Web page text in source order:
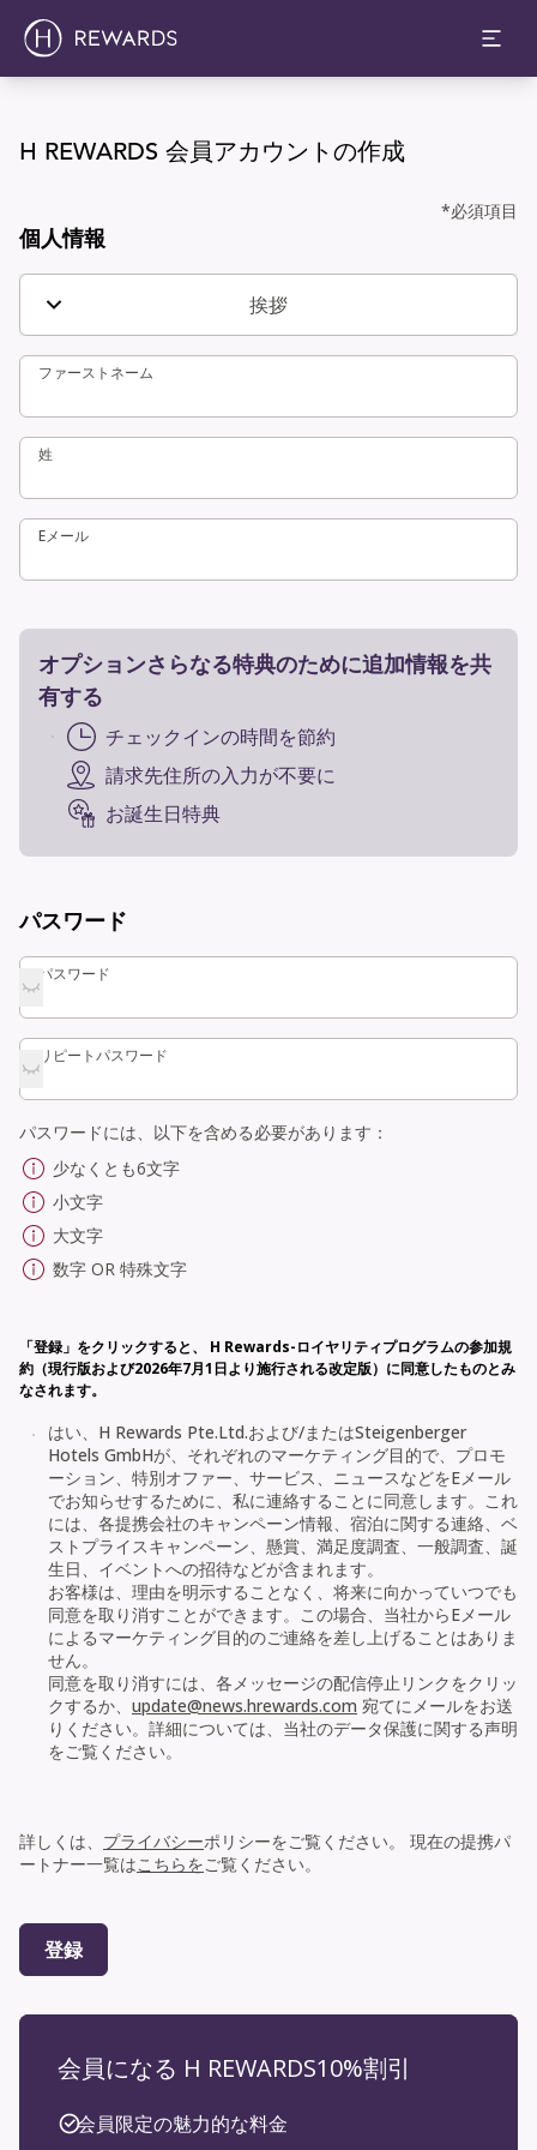
H REWARDS 会員アカウントの作成
*必須項目
個人情報
挨拶
ファーストネーム
ファーストネーム
姓 姓
Eメール
Eメール
オプションさらなる特典のために追加情報を共
有する
チェックインの時間を節約
請求先住所の入力が不要に
お誕生日特典
パスワード
パスワード
パスワード
リピートパスワード
リピートパスワード
パスワードには、以下を含める必要があります：
少なくとも6文字
小文字
大文字
数字 OR 特殊文字
「登録」をクリックすると、 H Rewards-ロイヤリティプログラムの参加規
約（現行版および2026年7月1日より施行される改定版）に同意したものとみ
なされます。
はい、H Rewards Pte.Ltd.および/またはSteigenberger
Hotels GmbHが、それぞれのマーケティング目的で、プロモ
ーション、特別オファー、サービス、ニュースなどをEメール
でお知らせするために、私に連絡することに同意します。これ
には、各提携会社のキャンペーン情報、宿泊に関する連絡、ベ
ストプライスキャンペーン、懸賞、満足度調査、一般調査、誕
生日、イベントへの招待などが含まれます。
お客様は、理由を明示することなく、将来に向かっていつでも
同意を取り消すことができます。この場合、当社からEメール
によるマーケティング目的のご連絡を差し上げることはありま
せん。
同意を取り消すには、各メッセージの配信停止リンクをクリッ
クするか、 update@news.hrewards.com 宛てにメールをお送
りください。詳細については、当社のデータ保護に関する声明
をご覧ください。
詳しくは、 プライバシーポリシーをご覧ください。 現在の提携パ
ートナー一覧はこちらをご覧ください。
登録
会員になる H REWARDS10%割引
会員限定の魅力的な料金